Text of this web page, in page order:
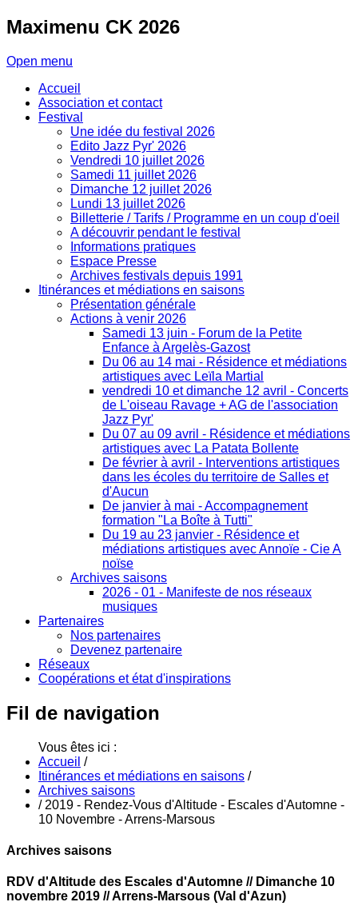
Maximenu CK 2026
Open menu
Accueil
Association et contact
Festival
Une idée du festival 2026
Edito Jazz Pyr' 2026
Vendredi 10 juillet 2026
Samedi 11 juillet 2026
Dimanche 12 juillet 2026
Lundi 13 juillet 2026
Billetterie / Tarifs / Programme en un coup d'oeil
A découvrir pendant le festival
Informations pratiques
Espace Presse
Archives festivals depuis 1991
Itinérances et médiations en saisons
Présentation générale
Actions à venir 2026
Samedi 13 juin - Forum de la Petite
Enfance à Argelès-Gazost
Du 06 au 14 mai - Résidence et médiations
artistiques avec Leïla Martial
vendredi 10 et dimanche 12 avril - Concerts
de L'oiseau Ravage + AG de l'association
Jazz Pyr'
Du 07 au 09 avril - Résidence et médiations
artistiques avec La Patata Bollente
De février à avril - Interventions artistiques
dans les écoles du territoire de Salles et
d'Aucun
De janvier à mai - Accompagnement
formation "La Boîte à Tutti"
Du 19 au 23 janvier - Résidence et
médiations artistiques avec Annoïe - Cie A
noïse
Archives saisons
2026 - 01 - Manifeste de nos réseaux
musiques
Partenaires
Nos partenaires
Devenez partenaire
Réseaux
Coopérations et état d'inspirations
Fil de navigation
Vous êtes ici :
Accueil /
Itinérances et médiations en saisons /
Archives saisons
/ 2019 - Rendez-Vous d'Altitude - Escales d'Automne -
10 Novembre - Arrens-Marsous
Archives saisons
RDV d'Altitude des Escales d'Automne // Dimanche 10
novembre 2019 // Arrens-Marsous (Val d'Azun)